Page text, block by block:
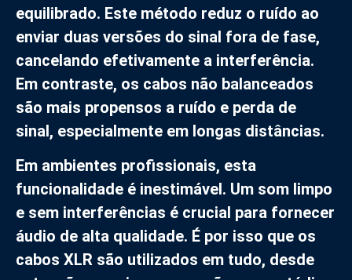
equilibrado. Este método reduz o ruído ao
enviar duas versões do sinal fora de fase,
cancelando efetivamente a interferência.
Em contraste, os cabos não balanceados
são mais propensos a ruído e perda de
sinal, especialmente em longas distâncias.
Em ambientes profissionais, esta
funcionalidade é inestimável. Um som limpo
e sem interferências é crucial para fornecer
áudio de alta qualidade. É por isso que os
cabos XLR são utilizados em tudo, desde